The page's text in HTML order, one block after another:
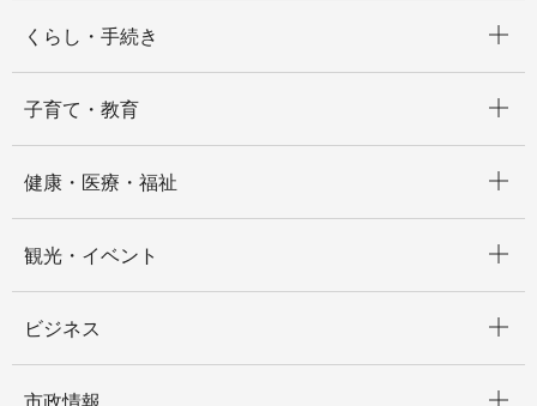
くらし・手続き
子育て・教育
健康・医療・福祉
観光・イベント
ビジネス
市政情報